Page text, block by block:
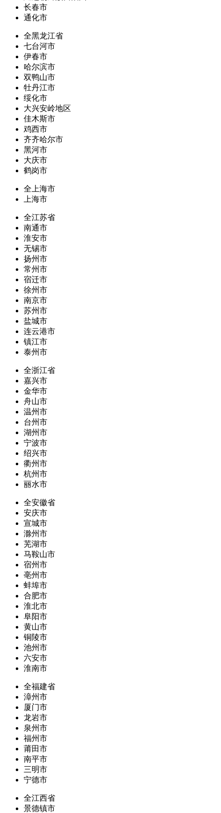
长春市
通化市
全黑龙江省
七台河市
伊春市
哈尔滨市
双鸭山市
牡丹江市
绥化市
大兴安岭地区
佳木斯市
鸡西市
齐齐哈尔市
黑河市
大庆市
鹤岗市
全上海市
上海市
全江苏省
南通市
淮安市
无锡市
扬州市
常州市
宿迁市
徐州市
南京市
苏州市
盐城市
连云港市
镇江市
泰州市
全浙江省
嘉兴市
金华市
舟山市
温州市
台州市
湖州市
宁波市
绍兴市
衢州市
杭州市
丽水市
全安徽省
安庆市
宣城市
滁州市
芜湖市
马鞍山市
宿州市
亳州市
蚌埠市
合肥市
淮北市
阜阳市
黄山市
铜陵市
池州市
六安市
淮南市
全福建省
漳州市
厦门市
龙岩市
泉州市
福州市
莆田市
南平市
三明市
宁德市
全江西省
景德镇市